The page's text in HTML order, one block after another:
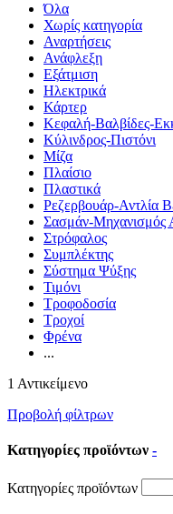
Όλα
Χωρίς κατηγορία
Αναρτήσεις
Ανάφλεξη
Εξάτμιση
Ηλεκτρικά
Κάρτερ
Κεφαλή-Βαλβίδες-
Κύλινδρος-Πιστόνι
Μίζα
Πλαίσιο
Πλαστικά
Ρεζερβουάρ-Αντλία
Σασμάν-Μηχανισμός
Στρόφαλος
Συμπλέκτης
Σύστημα Ψύξης
Τιμόνι
Τροφοδοσία
Τροχοί
Φρένα
...
1 Αντικείμενο
Προβολή φίλτρων
Κατηγορίες προϊόντων -
Κατηγορίες προϊόντων